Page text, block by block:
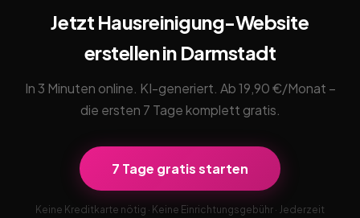
Jetzt Hausreinigung-Website
erstellen in Darmstadt
In 3 Minuten online. KI-generiert. Ab 19,90 €/Monat –
die ersten 7 Tage komplett gratis.
7 Tage gratis starten
Keine Kreditkarte nötig · Keine Einrichtungsgebühr · Jederzeit